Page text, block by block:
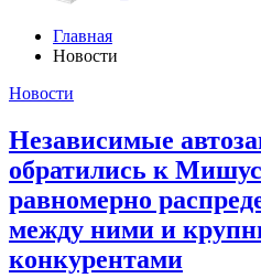
Главная
Новости
Новости
Независимые
обратились к
равномерно
между ними и
конкурентами